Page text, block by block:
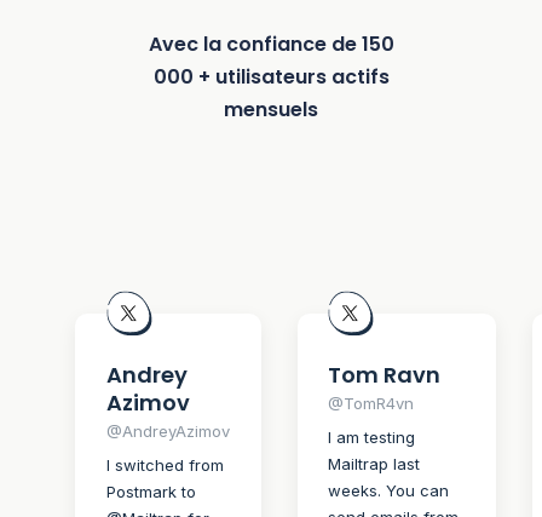
Avec la confiance de 150
000 + utilisateurs actifs
mensuels
Andrey
Azimov
@AndreyAzimov
I switched from
Postmark to
Tom Ravn
@TomR4vn
I am testing
Mailtrap last
weeks. You can